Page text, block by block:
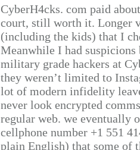
CyberH4cks. com paid
court, still worth it. Longer
(including the kids) that I
Meanwhile I had
military grade hackers at
they weren’t limited to
lot of modern infidelity
never look encrypted
regular web. we eventually
cellphone number +1 551
plain English) that some of